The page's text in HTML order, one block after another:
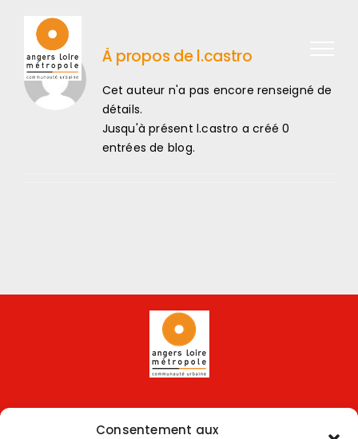
Consentement aux
À propos del.castro
Cet auteur n'a pas encore renseigné de
détails.
Jusqu'à présent l.castro a créé 0
entrées de blog.
Copyright 2025 | Powered byEolia Software